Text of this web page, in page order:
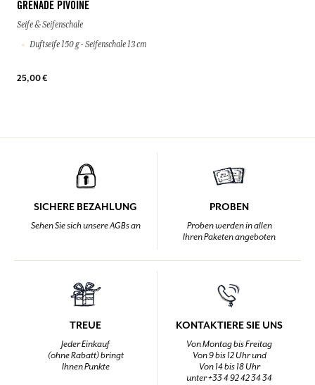
GRENADE PIVOINE
Seife & Seifenschale
Duftseife 150 g - Seifenschale 13 cm
25,00 €
SICHERE BEZAHLUNG
Sehen Sie sich unsere AGBs an
PROBEN
Proben werden in allen
Ihren Paketen angeboten
TREUE
Jeder Einkauf
(ohne Rabatt) bringt
Ihnen Punkte
KONTAKTIERE SIE UNS
Von Montag bis Freitag
Von 9 bis 12 Uhr und
Von 14 bis 18 Uhr
unter +33 4 92 42 34 34